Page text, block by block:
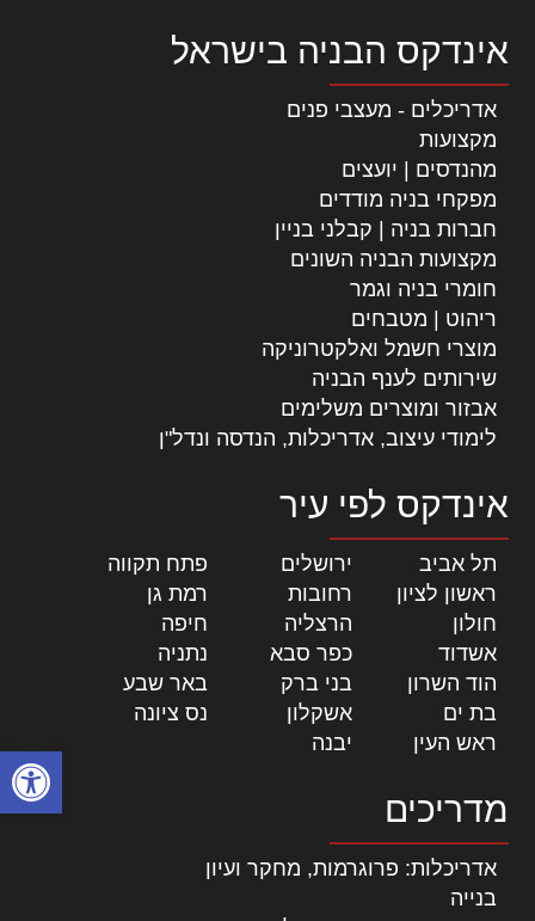
פתח
אינדקס הבניה בישראל
אדריכלים - מעצבי פנים
מקצועות
מהנדסים | יועצים
מפקחי בניה מודדים
חברות בניה | קבלני בניין
מקצועות הבניה השונים
חומרי בניה וגמר
ריהוט | מטבחים
מוצרי חשמל ואלקטרוניקה
שירותים לענף הבניה
אבזור ומוצרים משלימים
לימודי עיצוב, אדריכלות, הנדסה ונדל"ן
אינדקס לפי עיר
תל אביב ירושלים פתח תקווה
ראשון לציון
רחובות רמת גן
חולון
הרצליה חיפה
אשדוד
כפר סבא נתניה
הוד השרון
בני ברק באר שבע
בת ים
אשקלון נס ציונה
ראש העין
יבנה
מדריכים
אדריכלות: פרוגרמות, מחקר ועיון
בנייה